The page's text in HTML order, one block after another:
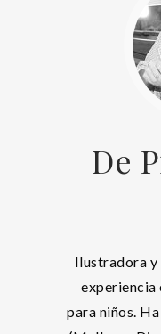
De
Ilustradora y
experiencia
para niños.